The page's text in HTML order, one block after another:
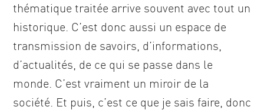
thématique traitée arrive souvent avec tout un
historique. C’est donc aussi un espace de
transmission de savoirs, d’informations,
d’actualités, de ce qui se passe dans le
monde. C’est vraiment un miroir de la
société. Et puis, c’est ce que je sais faire, donc